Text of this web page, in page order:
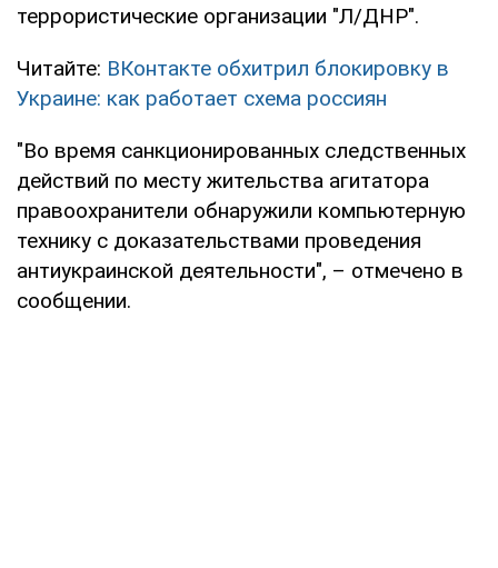
террористические организации "Л/ДНР".
Читайте: ВКонтакте обхитрил блокировку в
Украине: как работает схема россиян
"Во время санкционированных следственных
действий по месту жительства агитатора
правоохранители обнаружили компьютерную
технику с доказательствами проведения
антиукраинской деятельности", – отмечено в
сообщении.